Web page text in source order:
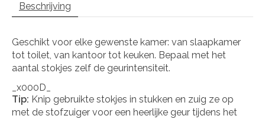
Beschrijving
Geschikt voor elke gewenste kamer: van slaapkamer
tot toilet, van kantoor tot keuken. Bepaal met het
aantal stokjes zelf de geurintensiteit.
_x000D_
Tip: Knip gebruikte stokjes in stukken en zuig ze op
met de stofzuiger voor een heerlijke geur tijdens het